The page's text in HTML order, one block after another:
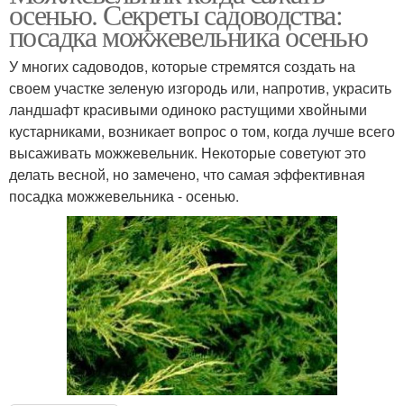
осенью. Секреты садоводства:
посадка можжевельника осенью
У многих садоводов, которые стремятся создать на
своем участке зеленую изгородь или, напротив, украсить
ландшафт красивыми одиноко растущими хвойными
кустарниками, возникает вопрос о том, когда лучше всего
высаживать можжевельник. Некоторые советуют это
делать весной, но замечено, что самая эффективная
посадка можжевельника - осенью.